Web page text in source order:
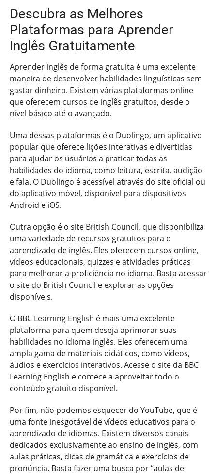
Descubra as Melhores
Plataformas para Aprender
Inglês Gratuitamente
Aprender inglês de forma gratuita é uma excelente
maneira de desenvolver habilidades linguísticas sem
gastar dinheiro. Existem várias plataformas online
que oferecem cursos de inglês gratuitos, desde o
nível básico até o avançado.
Uma dessas plataformas é o Duolingo, um aplicativo
popular que oferece lições interativas e divertidas
para ajudar os usuários a praticar todas as
habilidades do idioma, como leitura, escrita, audição
e fala. O Duolingo é acessível através do site oficial ou
do aplicativo móvel, disponível para dispositivos
Android e iOS.
Outra opção é o site British Council, que disponibiliza
uma variedade de recursos gratuitos para o
aprendizado de inglês. Eles oferecem cursos online,
vídeos educacionais, quizzes e atividades práticas
para melhorar a proficiência no idioma. Basta acessar
o site do British Council e explorar as opções
disponíveis.
O BBC Learning English é mais uma excelente
plataforma para quem deseja aprimorar suas
habilidades no idioma inglês. Eles oferecem uma
ampla gama de materiais didáticos, como vídeos,
áudios e exercícios interativos. Acesse o site da BBC
Learning English e comece a aproveitar todo o
conteúdo gratuito disponível.
Por fim, não podemos esquecer do YouTube, que é
uma fonte inesgotável de vídeos educativos para o
aprendizado de idiomas. Existem diversos canais
dedicados exclusivamente ao ensino de inglês, com
aulas práticas, dicas de gramática e exercícios de
pronúncia. Basta fazer uma busca por “aulas de